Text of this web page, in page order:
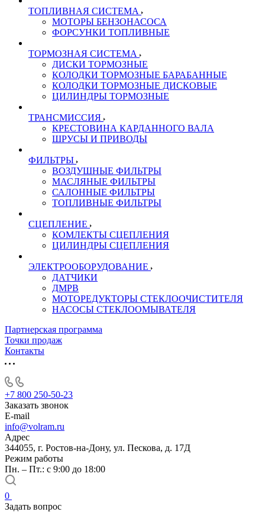
ТОПЛИВНАЯ СИСТЕМА
МОТОРЫ БЕНЗОНАСОСА
ФОРСУНКИ ТОПЛИВНЫЕ
ТОРМОЗНАЯ СИСТЕМА
ДИСКИ ТОРМОЗНЫЕ
КОЛОДКИ ТОРМОЗНЫЕ БАРАБАННЫЕ
КОЛОДКИ ТОРМОЗНЫЕ ДИСКОВЫЕ
ЦИЛИНДРЫ ТОРМОЗНЫЕ
ТРАНСМИССИЯ
КРЕСТОВИНА КАРДАННОГО ВАЛА
ШРУСЫ И ПРИВОДЫ
ФИЛЬТРЫ
ВОЗДУШНЫЕ ФИЛЬТРЫ
МАСЛЯНЫЕ ФИЛЬТРЫ
САЛОННЫЕ ФИЛЬТРЫ
ТОПЛИВНЫЕ ФИЛЬТРЫ
СЦЕПЛЕНИЕ
КОМЛЕКТЫ СЦЕПЛЕНИЯ
ЦИЛИНДРЫ СЦЕПЛЕНИЯ
ЭЛЕКТРООБОРУДОВАНИЕ
ДАТЧИКИ
ДМРВ
МОТОРЕДУКТОРЫ СТЕКЛООЧИСТИТЕЛЯ
НАСОСЫ СТЕКЛООМЫВАТЕЛЯ
Партнерская программа
Точки продаж
Контакты
+7 800 250-50-23
Заказать звонок
E-mail
info@volram.ru
Адрес
344055, г. Ростов-на-Дону, ул. Пескова, д. 17Д
Режим работы
Пн. – Пт.: с 9:00 до 18:00
0
Задать вопрос